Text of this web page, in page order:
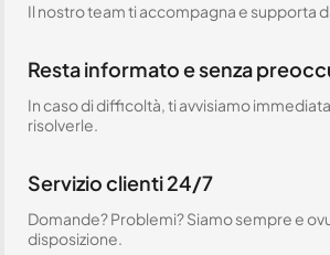
Il nostro team ti accompagna e supporta
Resta informato e senza
In caso di difficoltà, ti avvisiamo
risolverle.
Servizio clienti 24/7
Domande? Problemi? Siamo sempre e
disposizione.